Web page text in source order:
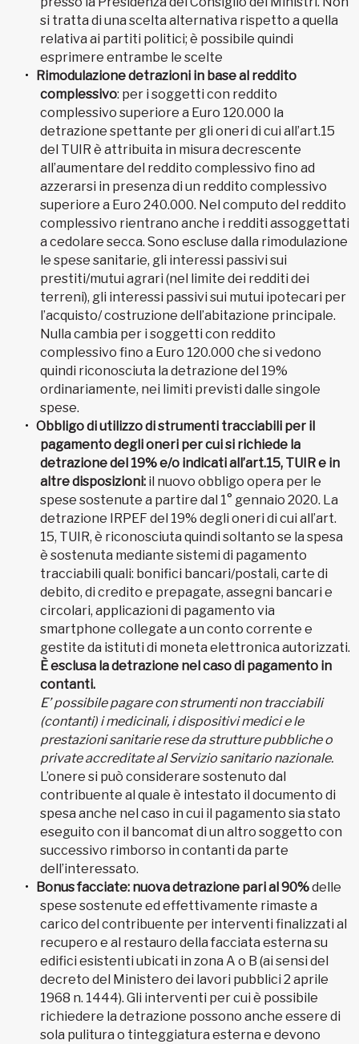
si tratta di una scelta alternativa rispetto a quella
relativa ai partiti politici; è possibile quindi
esprimere entrambe le scelte
Rimodulazione detrazioni in base al reddito
complessivo: per i soggetti con reddito
complessivo superiore a Euro 120.000 la
detrazione spettante per gli oneri di cui all’art.15
del TUIR è attribuita in misura decrescente
all’aumentare del reddito complessivo fino ad
azzerarsi in presenza di un reddito complessivo
superiore a Euro 240.000. Nel computo del reddito
complessivo rientrano anche i redditi assoggettati
a cedolare secca. Sono escluse dalla rimodulazione
le spese sanitarie, gli interessi passivi sui
prestiti/mutui agrari (nel limite dei redditi dei
terreni), gli interessi passivi sui mutui ipotecari per
l’acquisto/ costruzione dell’abitazione principale.
Nulla cambia per i soggetti con reddito
complessivo fino a Euro 120.000 che si vedono
quindi riconosciuta la detrazione del 19%
ordinariamente, nei limiti previsti dalle singole
spese.
Obbligo di utilizzo di strumenti tracciabili per il
pagamento degli oneri per cui si richiede la
detrazione del 19% e/o indicati all’art.15, TUIR e in
altre disposizioni: il nuovo obbligo opera per le
spese sostenute a partire dal 1° gennaio 2020. La
detrazione IRPEF del 19% degli oneri di cui all’art.
15, TUIR, è riconosciuta quindi soltanto se la spesa
è sostenuta mediante sistemi di pagamento
tracciabili quali: bonifici bancari/postali, carte di
debito, di credito e prepagate, assegni bancari e
circolari, applicazioni di pagamento via
smartphone collegate a un conto corrente e
gestite da istituti di moneta elettronica autorizzati.
È esclusa la detrazione nel caso di pagamento in
contanti.
E’ possibile pagare con strumenti non tracciabili
(contanti) i medicinali, i dispositivi medici e le
prestazioni sanitarie rese da strutture pubbliche o
private accreditate al Servizio sanitario nazionale.
L’onere si può considerare sostenuto dal
contribuente al quale è intestato il documento di
spesa anche nel caso in cui il pagamento sia stato
eseguito con il bancomat di un altro soggetto con
successivo rimborso in contanti da parte
dell’interessato.
Bonus facciate: nuova detrazione pari al 90%delle
spese sostenute ed effettivamente rimaste a
carico del contribuente per interventi finalizzati al
recupero e al restauro della facciata esterna su
edifici esistenti ubicati in zona A o B (ai sensi del
decreto del Ministero dei lavori pubblici 2 aprile
1968 n. 1444). Gli interventi per cui è possibile
richiedere la detrazione possono anche essere di
sola pulitura o tinteggiatura esterna e devono